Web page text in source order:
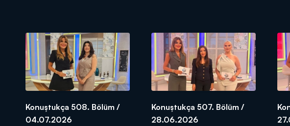
Konuştukça 508. Bölüm /
04.07.2026
Konuştukça 507. Bölüm /
28.06.2026